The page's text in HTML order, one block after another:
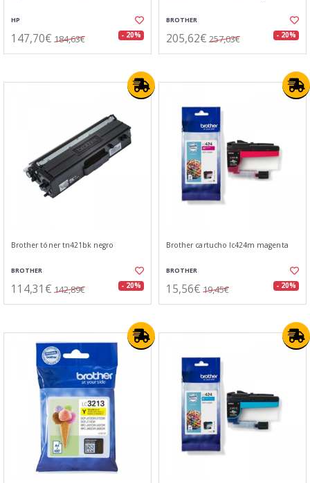
HP
147,70€ 184,63€ - 20%
BROTHER
205,62€ 257,03€ - 20%
Brother tóner tn421bk negro
BROTHER
114,31€ 142,89€ - 20%
Brother cartucho lc424m magenta
BROTHER
15,56€ 19,45€ - 20%